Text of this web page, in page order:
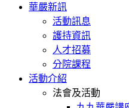
華嚴新訊
活動訊息
護持資訊
人才招募
分院課程
活動介紹
法會及活動